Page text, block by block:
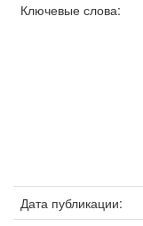
Ключевые слова:
Дата публикации: